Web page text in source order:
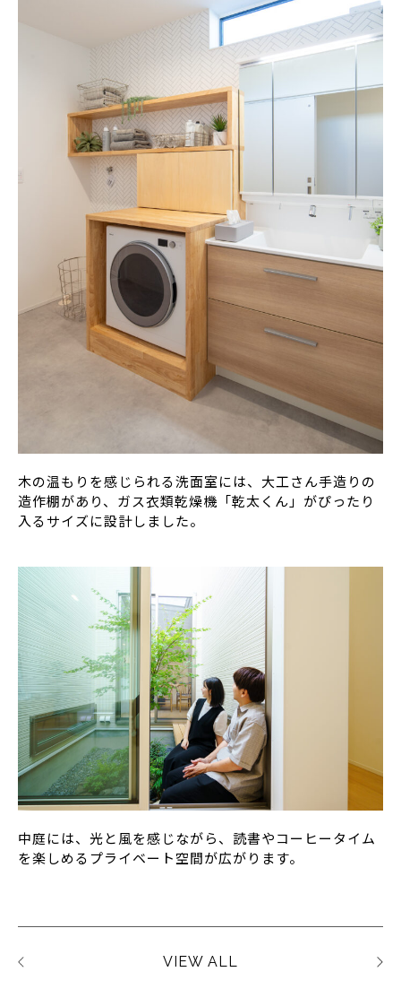
木の温もりを感じられる洗面室には、大工さん手造りの
造作棚があり、ガス衣類乾燥機「乾太くん」がぴったり
入るサイズに設計しました。
中庭には、光と風を感じながら、読書やコーヒータイム
を楽しめるプライベート空間が広がります。
VIEW ALL